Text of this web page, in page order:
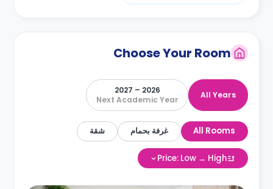
Choose Your Room
All Years
2026 – 2027
Next Academic Year
All Rooms غرفة بحمام شقة
Price: Low → High